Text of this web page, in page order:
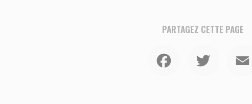
PARTAGEZ CETTE PAGE